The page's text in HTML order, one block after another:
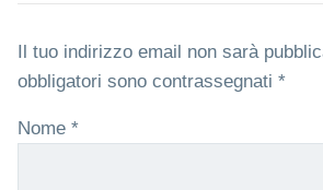
Il tuo indirizzo email non sarà
obbligatori sono contrassegnati *
Nome *